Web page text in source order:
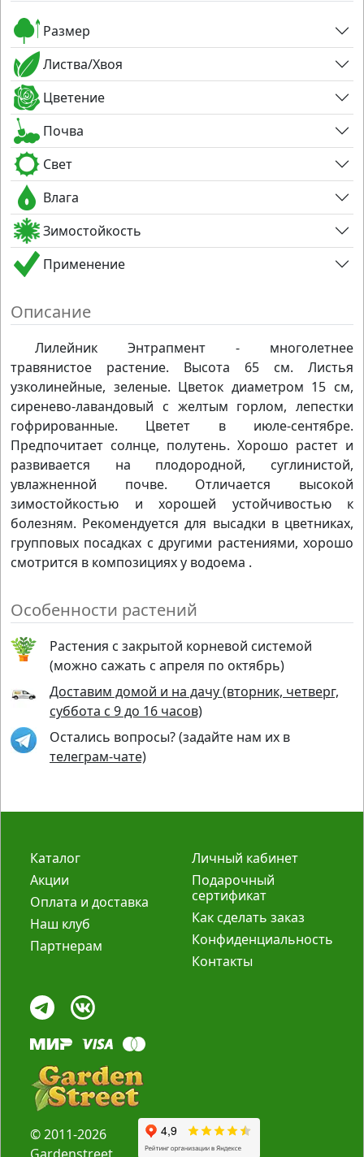
Размер
Листва/Хвоя
Цветение
Почва
Свет
Влага
Зимостойкость
Применение
Описание
Лилейник Энтрапмент - многолетнее
травянистое растение. Высота 65 см. Листья
узколинейные, зеленые. Цветок диаметром 15 см,
сиренево-лавандовый с желтым горлом, лепестки
гофрированные. Цветет в июле-сентябре.
Предпочитает солнце, полутень. Хорошо растет и
развивается на плодородной, суглинистой,
увлажненной почве. Отличается высокой
зимостойкостью и хорошей устойчивостью к
болезням. Рекомендуется для высадки в цветниках,
групповых посадках с другими растениями, хорошо
смотрится в композициях у водоема .
Особенности растений
Растения с закрытой корневой системой
(можно сажать с апреля по октябрь)
Доставим домой и на дачу (вторник, четверг,
суббота с 9 до 16 часов)
Остались вопросы? (задайте нам их в
телеграм-чате)
Каталог
Акции
Оплата и доставка
Наш клуб
Партнерам
Личный кабинет
Подарочный
сертификат
Как сделать заказ
Конфиденциальность
Контакты
© 2011-2026